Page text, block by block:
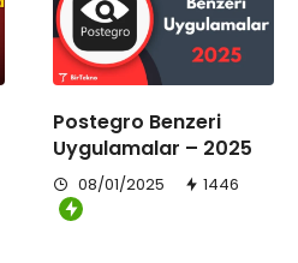
Postegro Benzeri
Uygulamalar – 2025
08/01/2025 1446